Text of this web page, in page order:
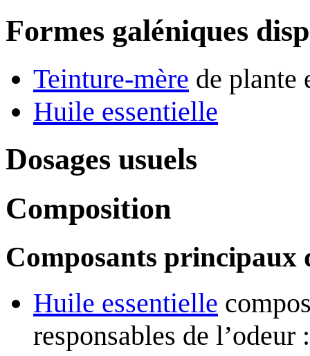
Formes galéniques
Teinture-mère de plante
Huile essentielle
Dosages usuels
Composition
Composants principaux
Huile essentielle
responsables de l’odeur